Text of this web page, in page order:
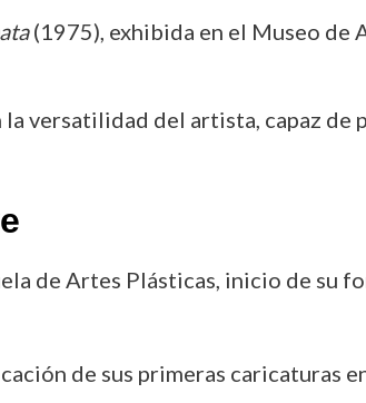
(1975), exhibida en el Museo de
versatilidad del artista, capaz de
de Artes Plásticas, inicio de su
de sus primeras caricaturas